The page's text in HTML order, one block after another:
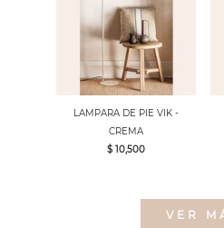
LAMPARA DE PIE VIK -
CREMA
$ 10,500
VER